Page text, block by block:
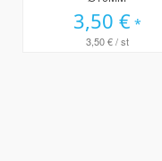
3,50 €
3,50 €/ st